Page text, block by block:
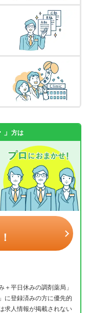
方は
＋平日休みの調剤薬局」
に登録済みの方に優先的
求人情報が掲載されない